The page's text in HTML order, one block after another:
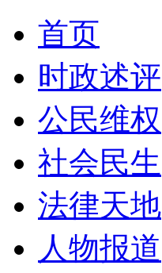
首页
时政述评
公民维权
社会民生
法律天地
人物报道